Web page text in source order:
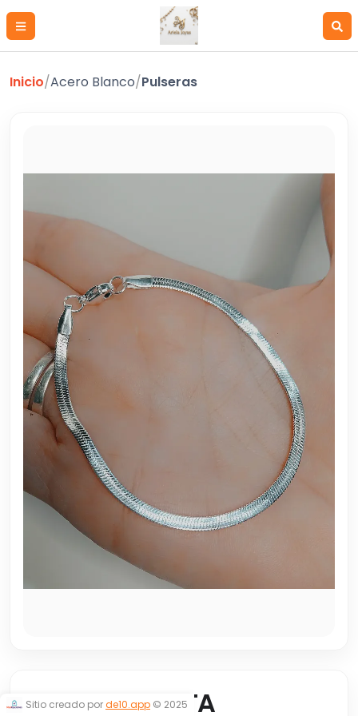
Inicio/Acero Blanco/Pulseras
PULSERA CINTA
Sitio creado porde10.app © 2025